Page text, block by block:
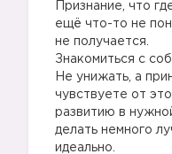
Признание, что
ещё что-то не
не получается.
Знакомиться с
Не унижать, а
чувствуете от
развитию в
делать немного
идеально.